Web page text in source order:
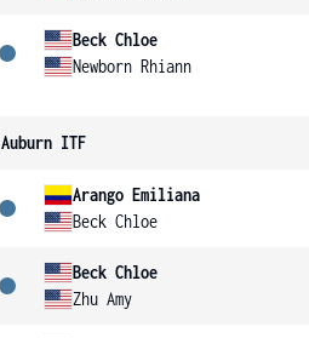
Beck Chloe
Newborn Rhiann
Auburn ITF
Arango Emiliana
Beck Chloe
Beck Chloe
Zhu Amy